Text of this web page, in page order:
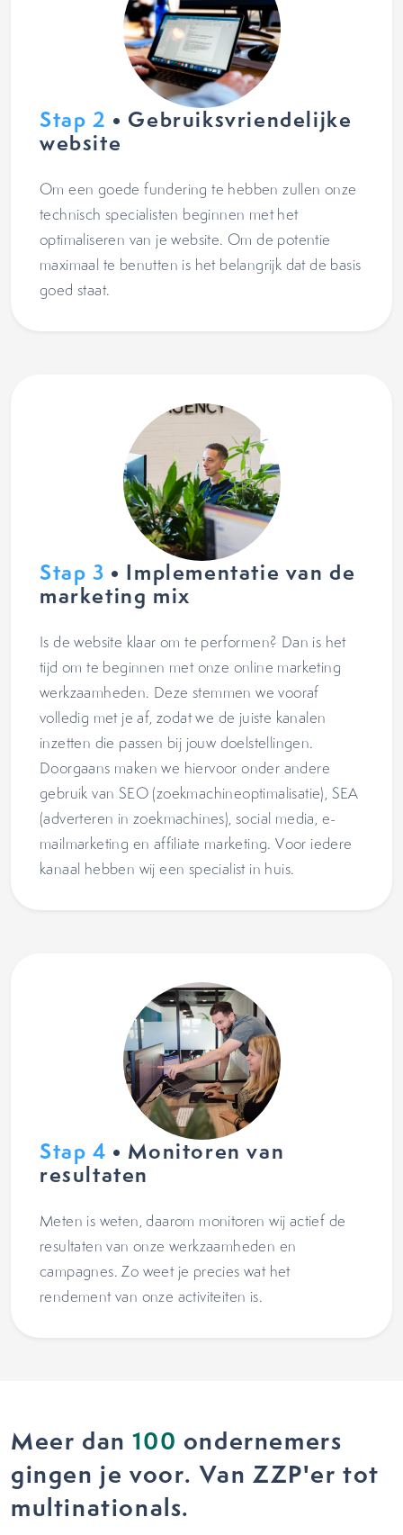
Stap 2 • Gebruiksvriendelijke
website
Om een goede fundering te hebben zullen onze
technisch specialisten beginnen met het
optimaliseren van je website. Om de potentie
maximaal te benutten is het belangrijk dat de basis
goed staat.
Stap 3 • Implementatie van de
marketing mix
Is de website klaar om te performen? Dan is het
tijd om te beginnen met onze online marketing
werkzaamheden. Deze stemmen we vooraf
volledig met je af, zodat we de juiste kanalen
inzetten die passen bij jouw doelstellingen.
Doorgaans maken we hiervoor onder andere
gebruik van SEO (zoekmachineoptimalisatie), SEA
(adverteren in zoekmachines), social media, e-
mailmarketing en affiliate marketing. Voor iedere
kanaal hebben wij een specialist in huis.
Stap 4 • Monitoren van
resultaten
Meten is weten, daarom monitoren wij actief de
resultaten van onze werkzaamheden en
campagnes. Zo weet je precies wat het
rendement van onze activiteiten is.
Meer dan100 ondernemers
gingen je voor. Van ZZP'er tot
multinationals.